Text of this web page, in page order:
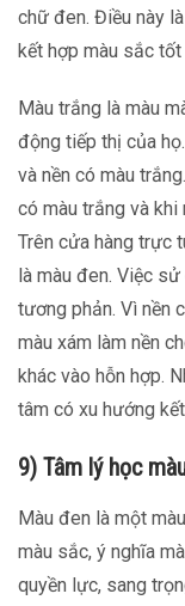
chữ đen. Điều này
kết hợp màu sắc
Màu trắng là màu
động tiếp thị của
và nền có màu
có màu trắng và khi
Trên cửa hàng trực
là màu đen. Việc
tương phản. Vì nền
màu xám làm nền
khác vào hỗn hợp.
tâm có xu hướng
9) Tâm lý học
Màu đen là một
màu sắc, ý nghĩa
quyền lực, sang